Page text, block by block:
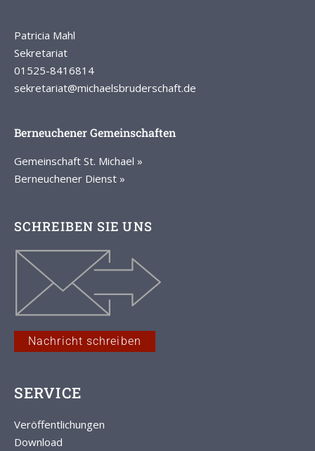
Patricia Mahl
Sekretariat
01525-8416814
sekretariat@michaelsbruderschaft.de
Berneuchener Gemeinschaften
Gemeinschaft St. Michael »
Berneuchener Dienst »
SCHREIBEN SIE UNS
Nachricht schreiben
SERVICE
Veröffentlichungen
Download